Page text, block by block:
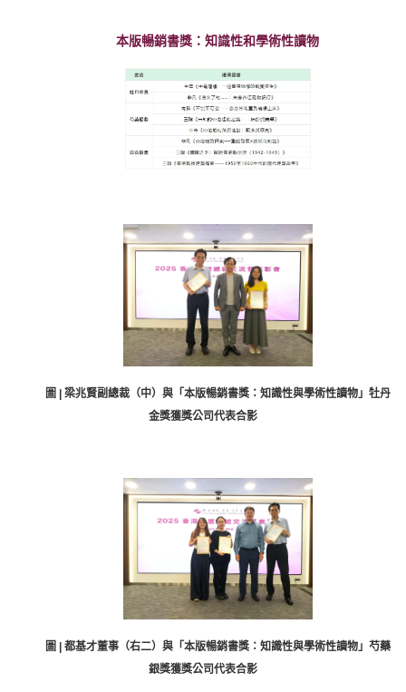
本版暢銷書獎：知識性和學術性讀物
圖 | 梁兆賢副總裁（中）與「本版暢銷書獎：知識性與學術性讀物」牡丹
金獎獲獎公司代表合影
圖 | 都基才董事（右二）與「本版暢銷書獎：知識性與學術性讀物」芍藥
銀獎獲獎公司代表合影